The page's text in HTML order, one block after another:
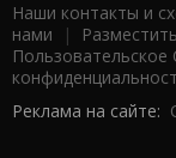
Наши контакты и
нами |
Пользовательское
Реклама на сайте: